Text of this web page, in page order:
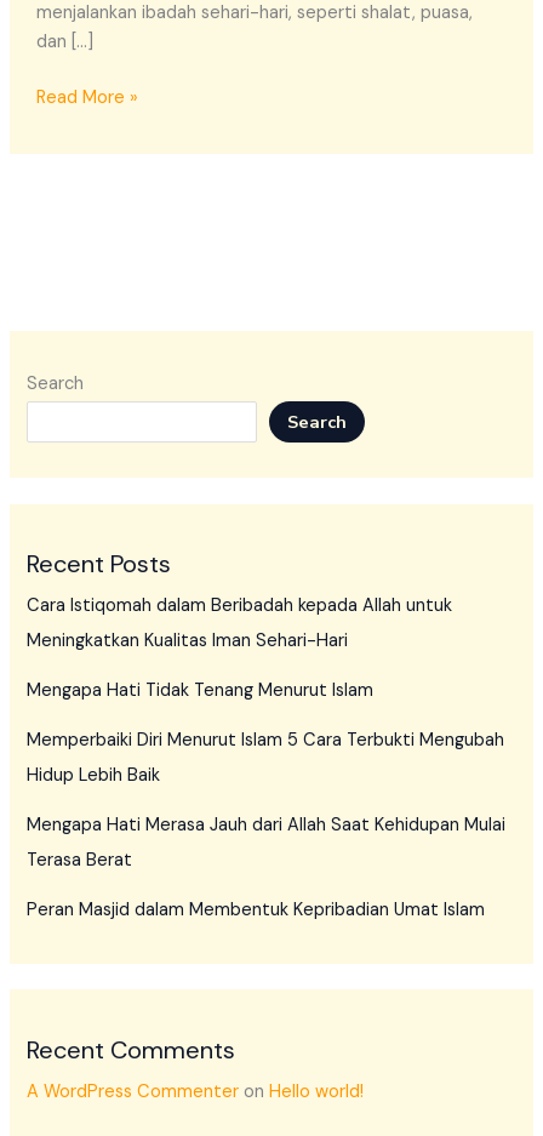
menjalankan ibadah sehari-hari, seperti shalat, puasa,
dan […]
Read More »
Search
Search
Recent Posts
Cara Istiqomah dalam Beribadah kepada Allah untuk
Meningkatkan Kualitas Iman Sehari-Hari
Mengapa Hati Tidak Tenang Menurut Islam
Memperbaiki Diri Menurut Islam 5 Cara Terbukti Mengubah
Hidup Lebih Baik
Mengapa Hati Merasa Jauh dari Allah Saat Kehidupan Mulai
Terasa Berat
Peran Masjid dalam Membentuk Kepribadian Umat Islam
Recent Comments
A WordPress Commenter onHello world!